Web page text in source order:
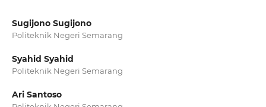
Sugijono Sugijono
Politeknik Negeri Semarang
Syahid Syahid
Politeknik Negeri Semarang
Ari Santoso